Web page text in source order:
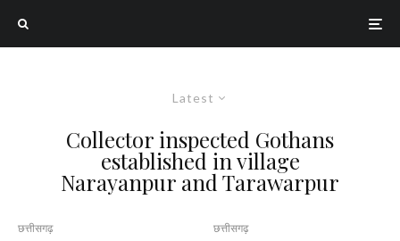
Latest
Collector inspected Gothans
established in village
Narayanpur and Tarawarpur
छत्तीसगढ़ छत्तीसगढ़